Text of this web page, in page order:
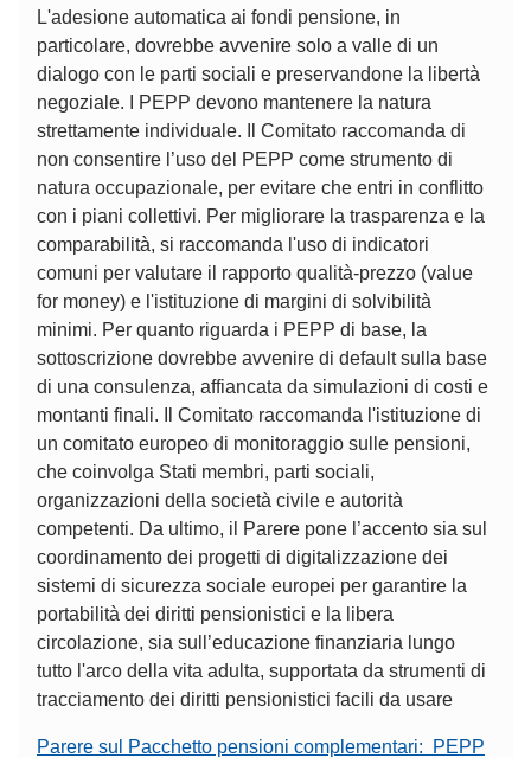
L'adesione automatica ai fondi pensione, in
particolare, dovrebbe avvenire solo a valle di un
dialogo con le parti sociali e preservandone la libertà
negoziale. I PEPP devono mantenere la natura
strettamente individuale. Il Comitato raccomanda di
non consentire l’uso del PEPP come strumento di
natura occupazionale, per evitare che entri in conflitto
con i piani collettivi. Per migliorare la trasparenza e la
comparabilità, si raccomanda l'uso di indicatori
comuni per valutare il rapporto qualità-prezzo (value
for money) e l'istituzione di margini di solvibilità
minimi. Per quanto riguarda i PEPP di base, la
sottoscrizione dovrebbe avvenire di default sulla base
di una consulenza, affiancata da simulazioni di costi e
montanti finali. Il Comitato raccomanda l'istituzione di
un comitato europeo di monitoraggio sulle pensioni,
che coinvolga Stati membri, parti sociali,
organizzazioni della società civile e autorità
competenti. Da ultimo, il Parere pone l’accento sia sul
coordinamento dei progetti di digitalizzazione dei
sistemi di sicurezza sociale europei per garantire la
portabilità dei diritti pensionistici e la libera
circolazione, sia sull’educazione finanziaria lungo
tutto l'arco della vita adulta, supportata da strumenti di
tracciamento dei diritti pensionistici facili da usare
Parere sul Pacchetto pensioni complementari: PEPP